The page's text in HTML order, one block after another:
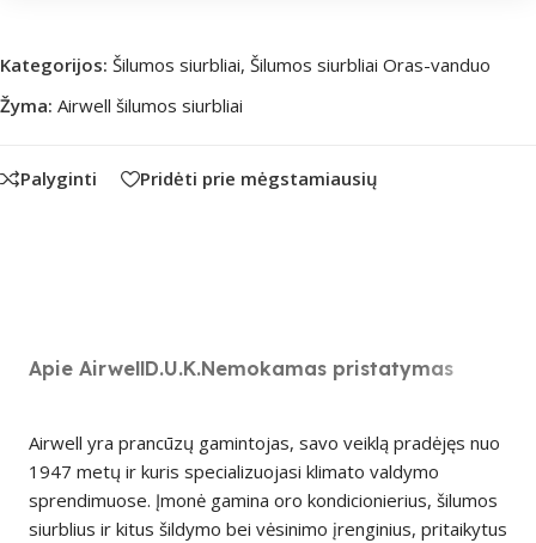
Kategorijos: Šilumos siurbliai, Šilumos siurbliai Oras-vanduo
Žyma: Airwell šilumos siurbliai
Palyginti Pridėti prie mėgstamiausių
Apie AirwellD.U.K.Nemokamas pristatymas
Airwell yra prancūzų gamintojas, savo veiklą pradėjęs nuo
1947 metų ir kuris specializuojasi klimato valdymo
sprendimuose. Įmonė gamina oro kondicionierius, šilumos
siurblius ir kitus šildymo bei vėsinimo įrenginius, pritaikytus